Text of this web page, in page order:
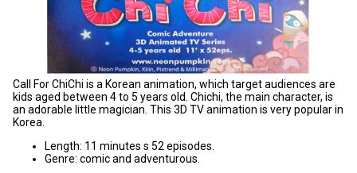
Call For ChiChi is a Korean animation, which target audiences are
kids aged between 4 to 5 years old. Chichi, the main character, is
an adorable little magician. This 3D TV animation is very popular in
Korea.
Length: 11 minutes s 52 episodes.
Genre: comic and adventurous.